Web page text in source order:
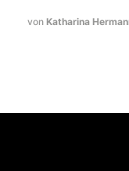
von Katharina